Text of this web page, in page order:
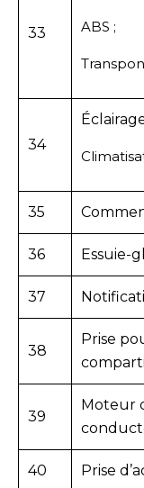
33 ABS ;
34
35
36 Essuie-
37
38
Prise
39
Moteur
40 Prise